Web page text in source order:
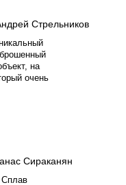
на
очень
Сплав